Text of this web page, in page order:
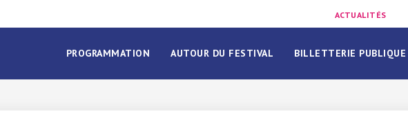
ACTUALITÉS
PROGRAMMATION AUTOUR DU FESTIVAL BILLETTERIE PUBLIQUE